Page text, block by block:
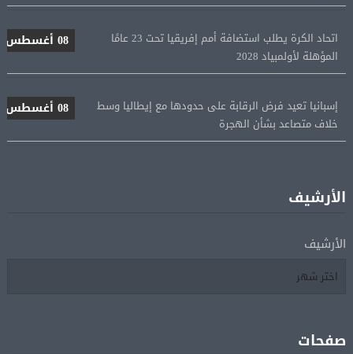
08 أغسطس
اتحاد الكرة يطلب استضافة أمم إفريقيا تحت 23 عامًا
المؤهلة لأولمبياد 2028
08 أغسطس
إسبانيا تعيد فرض الرقابة على حدودها مع إيطاليا وسط
خلاف متصاعد بشأن الهجرة
للسفن فى هرمز
الرئيس الإيرانى: الظروف الراهنة فرصة للتوصل إلى اتفاق
الأرشيف
الأرشيف
صفحات